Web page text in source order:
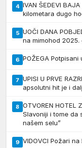
4 IVAN ŠEDEVI
kilometara dugo
5 UOČI DANA
na mimohod
6 POŽEGA
7 UPISI U PRVE
apsolutni hit je i
8 OTVOREN
Slavoniji i tome da
našem selu”
9 VIDOVCI Požari